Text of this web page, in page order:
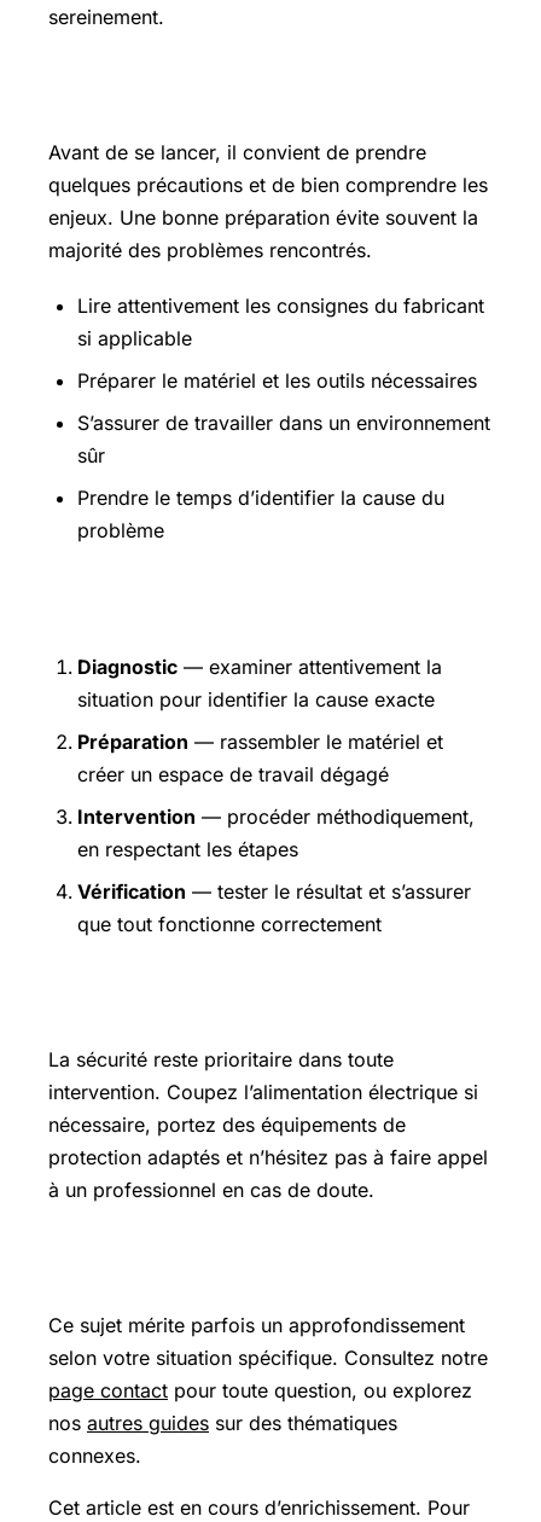
sereinement.
Avant de se lancer, il convient de prendre
quelques précautions et de bien comprendre les
enjeux. Une bonne préparation évite souvent la
majorité des problèmes rencontrés.
Lire attentivement les consignes du fabricant
si applicable
Préparer le matériel et les outils nécessaires
S’assurer de travailler dans un environnement
sûr
Prendre le temps d’identifier la cause du
problème
Diagnostic — examiner attentivement la
situation pour identifier la cause exacte
Préparation — rassembler le matériel et
créer un espace de travail dégagé
Intervention — procéder méthodiquement,
en respectant les étapes
Vérification — tester le résultat et s’assurer
que tout fonctionne correctement
La sécurité reste prioritaire dans toute
intervention. Coupez l’alimentation électrique si
nécessaire, portez des équipements de
protection adaptés et n’hésitez pas à faire appel
à un professionnel en cas de doute.
Ce sujet mérite parfois un approfondissement
selon votre situation spécifique. Consultez notre
page contact pour toute question, ou explorez
nos autres guides sur des thématiques
connexes.
Cet article est en cours d’enrichissement. Pour